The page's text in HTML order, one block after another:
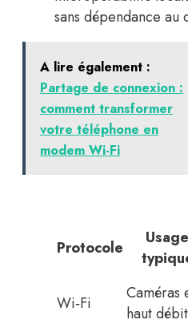
sans dépendance au
A lire également :
Partage de connexion :
comment transformer
votre téléphone en
modem Wi-Fi
Protocole
Usage
Wi‑Fi
Caméras
haut débit